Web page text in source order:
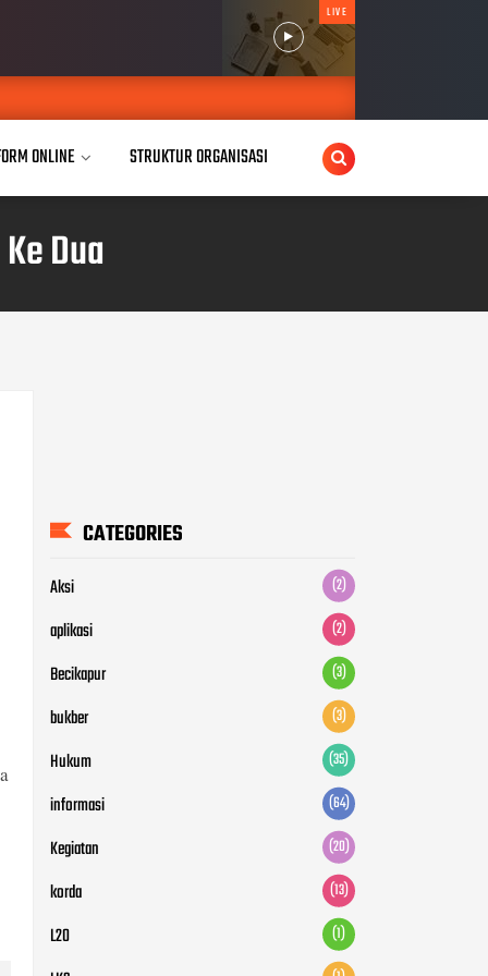
LIVE
ONLINE STRUKTUR ORGANISASI
Dua
CATEGORIES
Aksi (2)
aplikasi (2)
Becikapur (3)
bukber (3)
Hukum (35)
informasi (64)
Kegiatan (20)
korda (13)
L20 (1)